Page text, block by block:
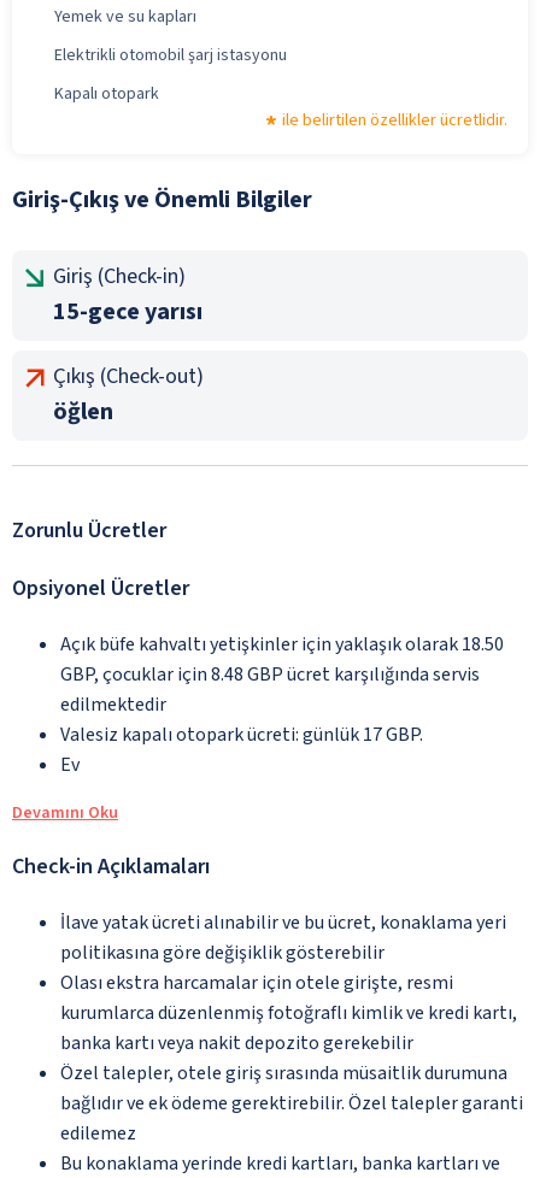
Yemek ve su kapları
Elektrikli otomobil şarj istasyonu
Kapalı otopark
ile belirtilen özellikler ücretlidir.
Giriş-Çıkış ve Önemli Bilgiler
Giriş (Check-in)
15-gece yarısı
Çıkış (Check-out)
öğlen
Zorunlu Ücretler
Opsiyonel Ücretler
Açık büfe kahvaltı yetişkinler için yaklaşık olarak 18.50
GBP, çocuklar için 8.48 GBP ücret karşılığında servis
edilmektedir
Valesiz kapalı otopark ücreti: günlük 17 GBP.
Ev
Devamını Oku
Check-in Açıklamaları
İlave yatak ücreti alınabilir ve bu ücret, konaklama yeri
politikasına göre değişiklik gösterebilir
Olası ekstra harcamalar için otele girişte, resmi
kurumlarca düzenlenmiş fotoğraflı kimlik ve kredi kartı,
banka kartı veya nakit depozito gerekebilir
Özel talepler, otele giriş sırasında müsaitlik durumuna
bağlıdır ve ek ödeme gerektirebilir. Özel talepler garanti
edilemez
Bu konaklama yerinde kredi kartları, banka kartları ve